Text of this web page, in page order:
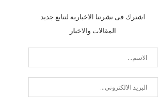
اشترك فى نشرتنا الاخبارية لتتابع جديد
المقالات والاخبار